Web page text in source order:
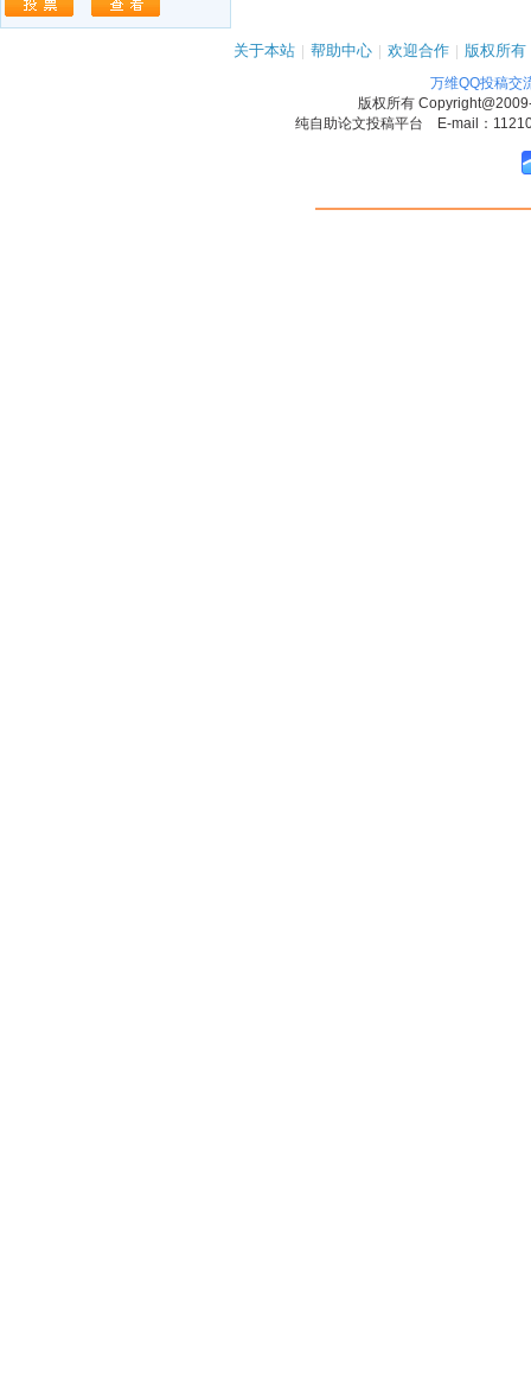
关于本站 | 帮助中心 | 欢迎合作 | 版权所有
万维QQ投稿交
版权所有
纯自助论文投稿平台 E-mail：